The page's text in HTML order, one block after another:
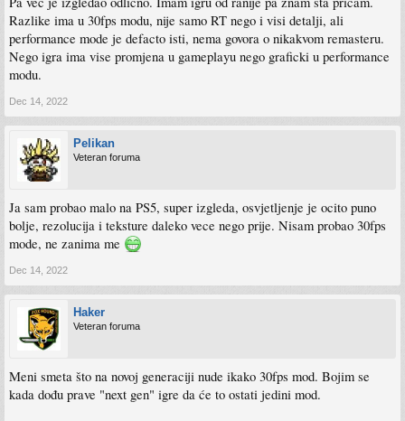
Razlike ima u 30fps modu, nije samo RT nego i visi detalji, ali
performance mode je defacto isti, nema govora o nikakvom remasteru.
Nego igra ima vise promjena u gameplayu nego graficki u performance
modu.
Dec 14, 2022
Pelikan
Veteran foruma
Ja sam probao malo na PS5, super izgleda, osvjetljenje je ocito puno
bolje, rezolucija i teksture daleko vece nego prije. Nisam probao 30fps
mode, ne zanima me
Dec 14, 2022
Haker
Veteran foruma
Meni smeta što na novoj generaciji nude ikako 30fps mod. Bojim se
kada dođu prave "next gen" igre da će to ostati jedini mod.